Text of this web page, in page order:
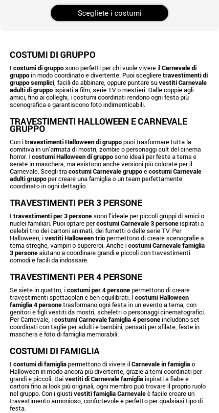
Scegliete i costumi
COSTUMI DI GRUPPO
I costumi di grupposono perfetti per chi vuole vivere ilCarnevale di
gruppo in modo coordinato e divertente. Puoi sceglieretravestimenti di
gruppo semplici , facili da abbinare, oppure puntare suvestiti Carnevale
adulti di gruppo ispirati a film, serie TV o mestieri. Dalle coppie agli
amici, fino ai colleghi, i costumi coordinati rendono ogni festa più
scenografica e garantiscono foto indimenticabili.
TRAVESTIMENTI HALLOWEEN E CARNEVALE
GRUPPO
Con itravestimenti Halloween di gruppopuoi trasformare tutta la
comitiva in un’armata di mostri, zombie o personaggi cult del cinema
horror. I costumi Halloween di grupposono ideali per feste a tema e
serate in maschera, ma esistono anche versioni più colorate per il
Carnevale. Scegli tracostumi Carnevale gruppoecostumi Carnevale
adulti gruppoper creare una famiglia o un team perfettamente
coordinato in ogni dettaglio.
TRAVESTIMENTI PER 3 PERSONE
I travestimenti per 3 personesono l’ideale per piccoli gruppi di amici o
nuclei familiari. Puoi optare percostumi Carnevale 3 persone ispirati a
celebri trio dei cartoni animati, dei fumetti o delle serie TV. Per
Halloween, ivestiti Halloween triopermettono di creare scenografie a
tema streghe, vampiri o supereroi. Anche icostumi Carnevale famiglia
3 personeaiutano a coordinare grandi e piccoli con travestimenti
comodi e facili da indossare.
TRAVESTIMENTI PER 4 PERSONE
Se siete in quattro, icostumi per 4 personepermettono di creare
travestimenti spettacolari e ben equilibrati. I costumi Halloween
famiglia 4 personetrasformano ogni festa in un evento a tema, con
genitori e figli vestiti da mostri, scheletri o personaggi cinematografici.
Per Carnevale, icostumi Carnevale famiglia 4 persone includono set
coordinati con taglie per adulti e bambini, pensati per sfilate, feste in
maschera e foto di famiglia memorabili.
COSTUMI DI FAMIGLIA
I costumi di famigliapermettono di vivere ilCarnevale in famigliao
Halloween in modo ancora più divertente, grazie a temi coordinati per
grandi e piccoli. Daivestiti di Carnevale famiglia ispirati a fiabe e
cartoni fino ai look più originali, ogni membro può trovare il proprio ruolo
nel gruppo. Con i giustivestiti famiglia Carnevaleè facile creare un
travestimento armonioso, confortevole e perfetto per qualsiasi tipo di
festa.